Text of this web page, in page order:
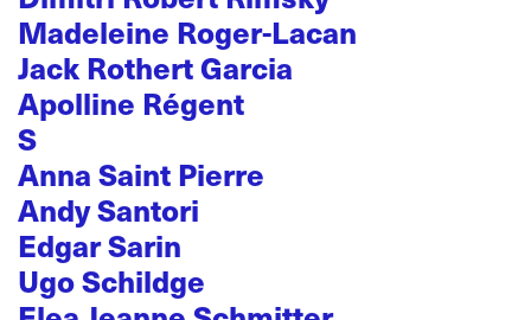
Madeleine Roger-Lacan
Jack Rothert Garcia
Apolline Régent
S
Anna Saint Pierre
Andy Santori
Edgar Sarin
Ugo Schildge